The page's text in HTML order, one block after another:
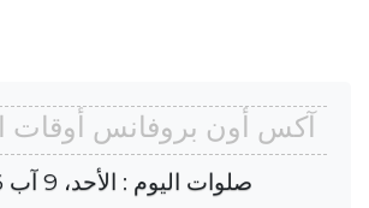
آكس أون بروفانس أوقات
صلوات اليوم : الأحد، 9 آب 2026